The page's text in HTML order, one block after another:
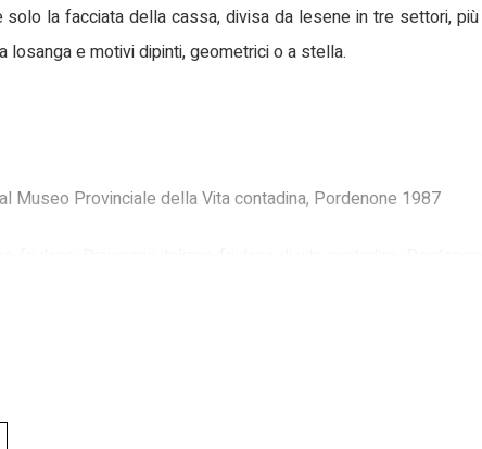
la facciata della cassa, divisa da lesene in tre settori,
losanga e motivi dipinti, geometrici o a stella.
Museo Provinciale della Vita contadina, Pordenone 1987
popolare in Carnia. Il Museo Carnico delle Arti e Tradizioni